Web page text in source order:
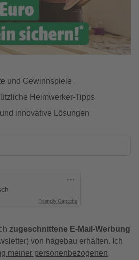
und Gewinnspiele
Heimwerker-Tipps
innovative Lösungen
Friendly Captcha
zugeschnittene E-Mail-Werbung
von hagebau erhalten. Ich
meiner personenbezogenen